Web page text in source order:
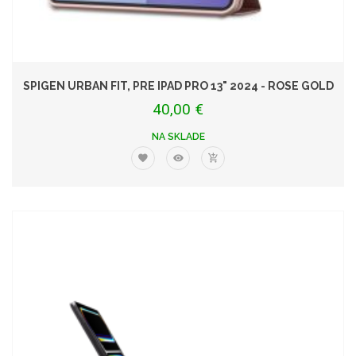
SPIGEN URBAN FIT, PRE IPAD PRO 13" 2024 - ROSE GOLD
40,00 €
NA SKLADE